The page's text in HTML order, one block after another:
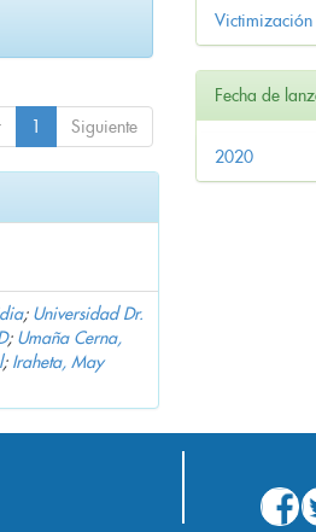
1 Siguiente
; Universidad Dr.
; Umaña Cerna,
; Iraheta, May
Victimización
Fecha de
2020